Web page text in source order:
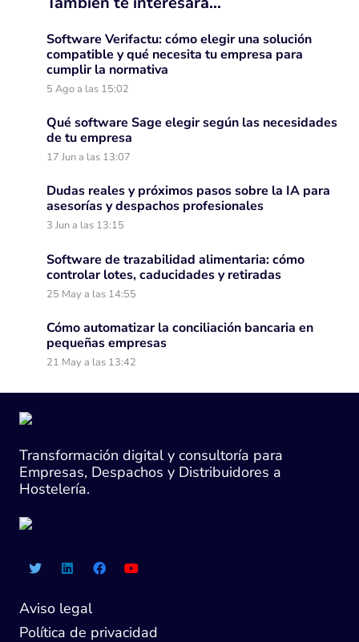
Software Verifactu: cómo elegir una solución
compatible y qué necesita tu empresa para
cumplir la normativa
5 Ago a las 15:02
Qué software Sage elegir según las necesidades
de tu empresa
17 Jun a las 13:07
Dudas reales y próximos pasos sobre la IA para
asesorías y despachos profesionales
3 Jun a las 13:15
Software de trazabilidad alimentaria: cómo
controlar lotes, caducidades y retiradas
25 May a las 14:55
Cómo automatizar la conciliación bancaria en
pequeñas empresas
21 May a las 13:42
Transformación digital y consultoría para
Empresas, Despachos y Distribuidores a
Hostelería.
Aviso legal
Política de privacidad